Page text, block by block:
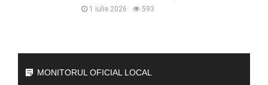
1 iulie 2026 593
MONITORUL OFICIAL LOCAL